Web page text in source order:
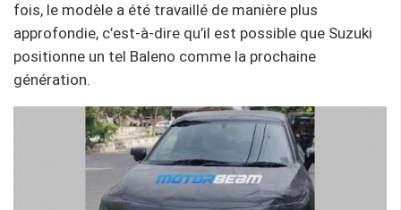
fois, le modèle a été travaillé de manière plus
approfondie, c’est-à-dire qu’il est possible que Suzuki
positionne un tel Baleno comme la prochaine
génération.